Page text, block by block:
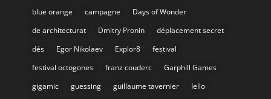
blue orange
campagne
Days of Wonder
de architecturat
Dmitry Pronin
déplacement secret
dés
Egor Nikolaev Explor8
festival
festival octogones
franz couderc
Garphill Games
gigamic
guessing guillaume tavernier
Iello